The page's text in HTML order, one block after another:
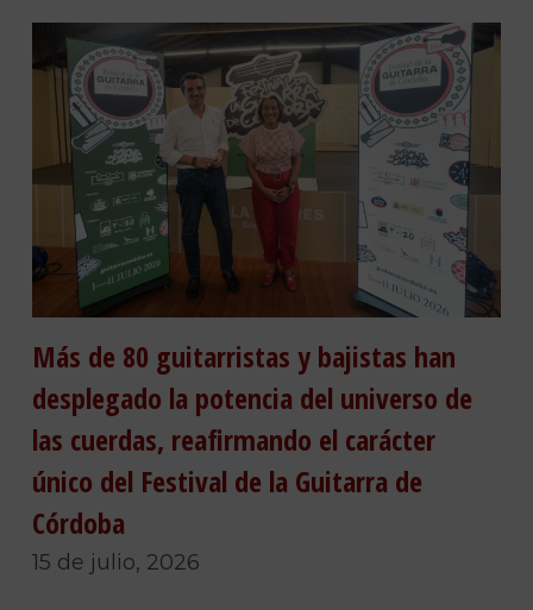
Más de 80 guitarristas y bajistas han
desplegado la potencia del universo de
las cuerdas, reafirmando el carácter
único del Festival de la Guitarra de
Córdoba
15 de julio, 2026